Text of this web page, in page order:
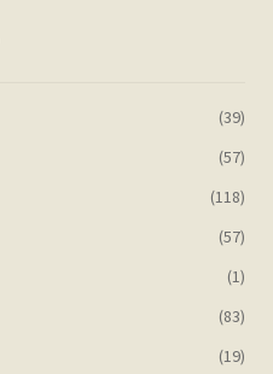
(39)
(57)
(118)
(57)
(1)
(83)
(19)